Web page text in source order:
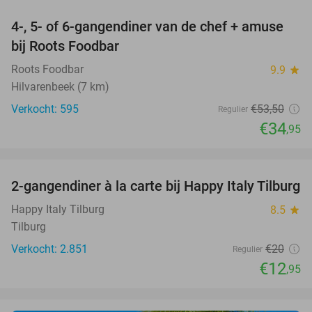
35%
4-, 5- of 6-gangendiner van de chef + amuse
bij Roots Foodbar
Roots Foodbar 9.9 star
Hilvarenbeek (7 km)
Verkocht: 595
Regulier €53,50
€34,95
35%
2-gangendiner à la carte bij Happy Italy Tilburg
Happy Italy Tilburg 8.5 star
Tilburg
Verkocht: 2.851
Regulier €20
€12,95